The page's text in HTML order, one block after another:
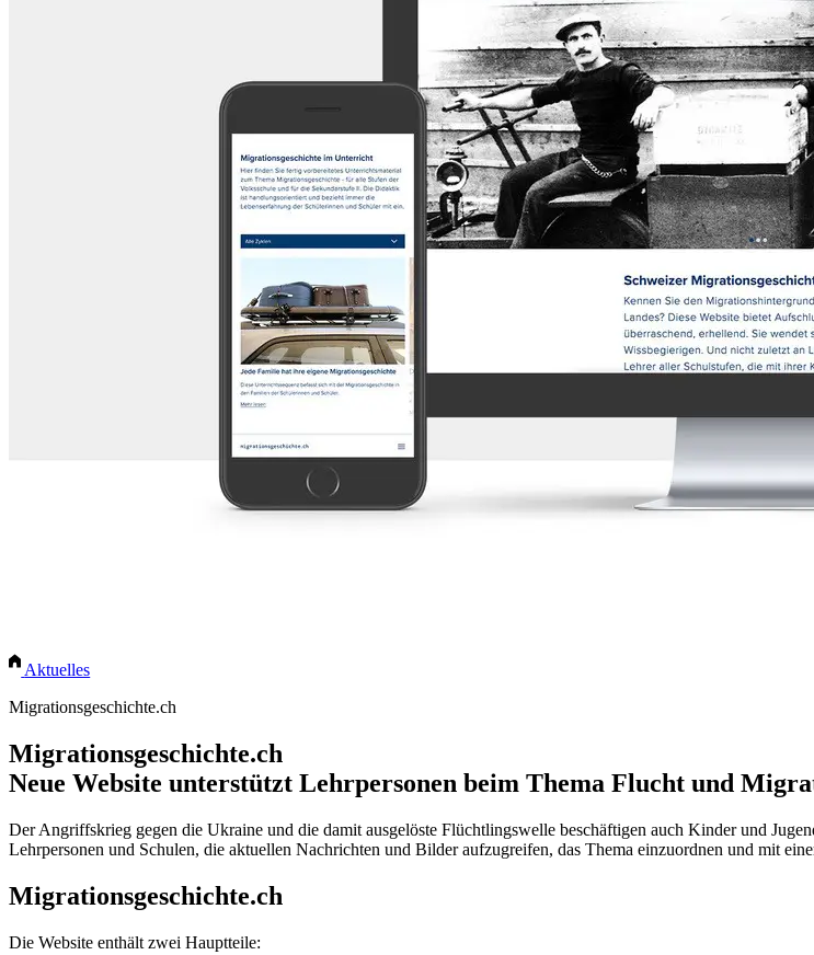
Aktuelles
Migrationsgeschichte.ch
Migrationsgeschichte.ch
Neue Website unterstützt Lehrpersonen beim Thema Flucht und
Der Angriffskrieg gegen die Ukraine und die damit ausgelöste Flüchtlingswelle beschäftigen auch Kinder und
Lehrpersonen und Schulen, die aktuellen Nachrichten und Bilder aufzugreifen, das Thema einzuordnen und mit
Migrationsgeschichte.ch
Die Website enthält zwei Hauptteile: